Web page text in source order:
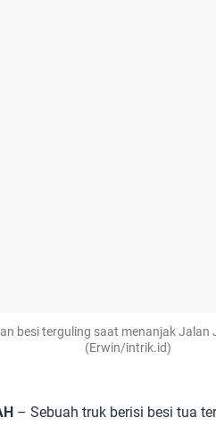
besi terguling saat menanjak Jalan
(Erwin/intrik.id)
– Sebuah truk berisi besi tua